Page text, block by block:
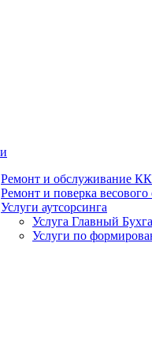
Ремонт и обслуживание
Ремонт и поверка весового
Услуги аутсорсинга
Услуга Главный
Услуги по